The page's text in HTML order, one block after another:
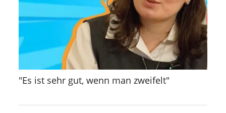
"Es ist sehr gut, wenn man zweifelt"